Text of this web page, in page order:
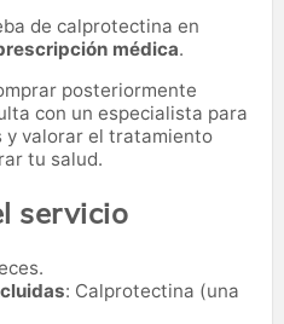
de calprotectina en
médica.
posteriormente
con un especialista para
valorar el tratamiento
tu salud.
servicio
: Calprotectina (una